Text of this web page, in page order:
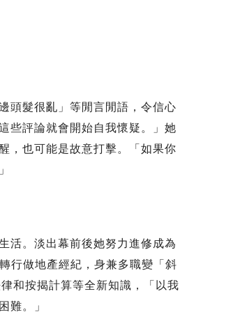
頭髮很亂」等閒言閒語，令信心
些評論就會開始自我懷疑。」她
，也可能是故意打擊。「如果你
活。淡出幕前後她努力進修成為
行做地產經紀，身兼多職變「斜
和按揭計算等全新知識，「以我
難。」